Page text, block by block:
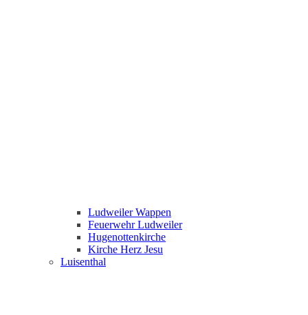
Ludweiler Wappen
Feuerwehr Ludweiler
Hugenottenkirche
Kirche Herz Jesu
Luisenthal